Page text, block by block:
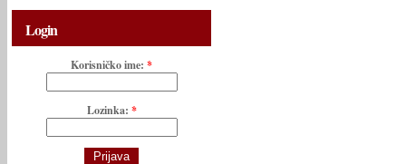
Login
Korisničko ime: *
Lozinka: *